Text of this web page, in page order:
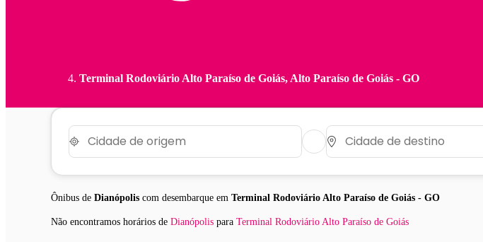
Terminal Rodoviário Alto Paraíso de Goiás, Alto Paraíso de Goiás - GO
Ônibus de Dianópolis com desembarque em Terminal Rodoviário Alto Paraíso de Goiás - GO
Não encontramos horários de Dianópolis para Terminal Rodoviário Alto Paraíso de Goiás